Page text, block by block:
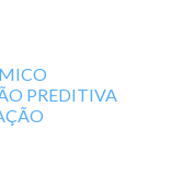
PREDITIVA